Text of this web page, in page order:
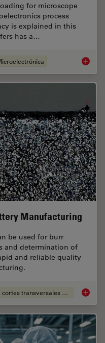
for microscope
process
is explained in this
has a…
Safe
Manufacturing
be used for burr
and determination of
and reliable quality
Análisis de cortes transversales para la microelectrónica Burr